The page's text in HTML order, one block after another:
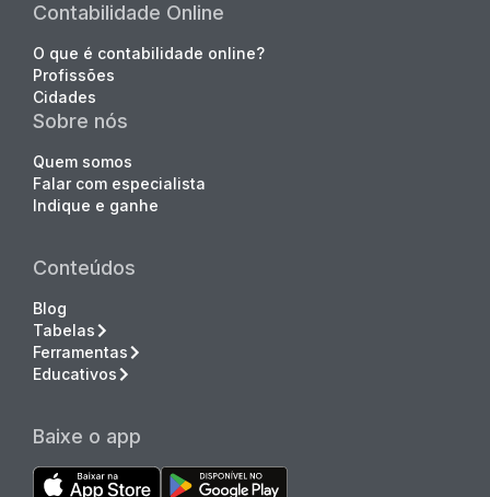
Contabilidade Online
O que é contabilidade online?
Profissões
Cidades
Sobre nós
Quem somos
Falar com especialista
Indique e ganhe
Conteúdos
Blog
Tabelas
Ferramentas
Educativos
Baixe o app